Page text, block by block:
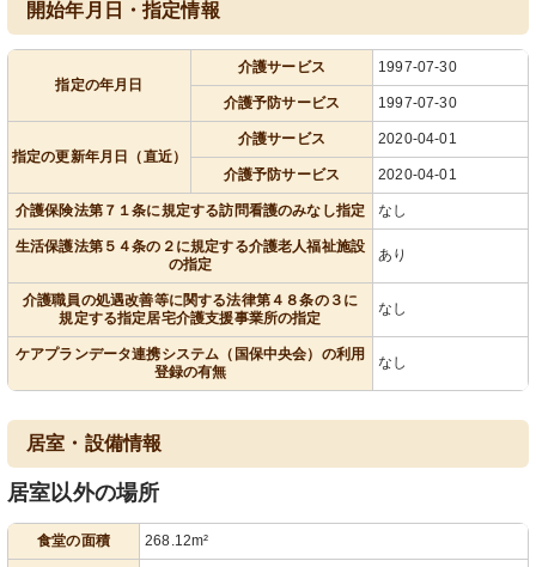
開始年月日・指定情報
指定の年月日
介護サービス 1997-07-30
介護予防サービス 1997-07-30
指定の更新年月日（直近）
介護サービス 2020-04-01
介護予防サービス 2020-04-01
介護保険法第７１条に規定する訪問看護のみなし指定 なし
生活保護法第５４条の２に規定する介護老人福祉施設
の指定
あり
介護職員の処遇改善等に関する法律第４８条の３に
規定する指定居宅介護支援事業所の指定
なし
ケアプランデータ連携システム（国保中央会）の利用
登録の有無
なし
居室・設備情報
居室以外の場所
食堂の面積 268.12m²